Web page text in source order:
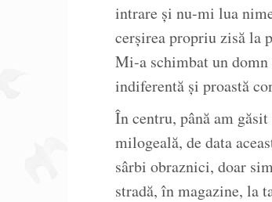
intrare și nu-mi lua
cerșirea propriu zisă la
Mi-a schimbat un domn
indiferentă și proastă
În centru, până am
milogeală, de data
sârbi obraznici, doar
stradă, în magazine, la